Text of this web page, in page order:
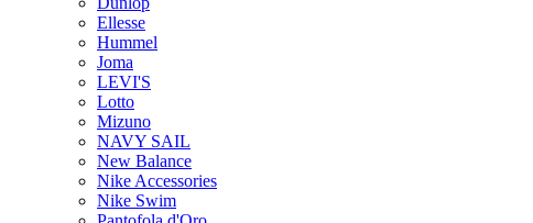
Ellesse
Hummel
Joma
LEVI'S
Lotto
Mizuno
NAVY SAIL
New Balance
Nike Accessories
Nike Swim